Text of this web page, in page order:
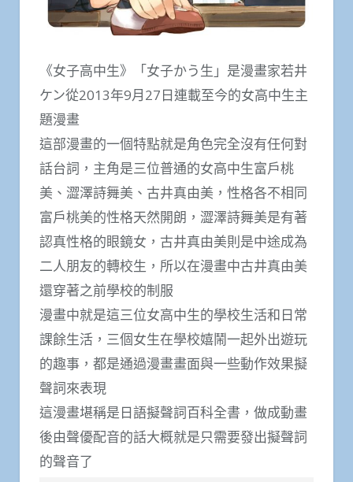
《女子高中生》「女子かう生」是漫畫家若井
ケン從2013年9月27日連載至今的女高中生主
題漫畫
這部漫畫的一個特點就是角色完全沒有任何對
話台詞，主角是三位普通的女高中生富戶桃
美、澀澤詩舞美、古井真由美，性格各不相同
富戶桃美的性格天然開朗，澀澤詩舞美是有著
認真性格的眼鏡女，古井真由美則是中途成為
二人朋友的轉校生，所以在漫畫中古井真由美
還穿著之前學校的制服
漫畫中就是這三位女高中生的學校生活和日常
課餘生活，三個女生在學校嬉鬧一起外出遊玩
的趣事，都是通過漫畫畫面與一些動作效果擬
聲詞來表現
這漫畫堪稱是日語擬聲詞百科全書，做成動畫
後由聲優配音的話大概就是只需要發出擬聲詞
的聲音了